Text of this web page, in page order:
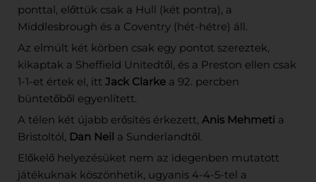
ponttal, előttük csak a Hull (két pontra), a
Middlesbrough és a Coventry (hét-hétre) áll.
Az elmúlt két körben csak egy pontot szereztek,
kikaptak a Sheffield Unitedtől, és a Preston ellen csak
1-1-et értek el, itt Jack Clarke a 92. percben
büntetőből egyenlített.
A télen két újabb erősítés érkezett, Anis Mehmeti a
Bristoltól, Dan Neil a Sunderlandtől.
Előkelő helyezésüket nem az idegenben mutatott
játékuknak köszönhetik, ugyanis 4-4-5-tel a